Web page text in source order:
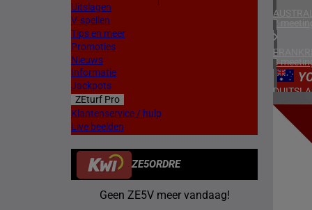
Uitslagen
V-spellen
Tips en meer
Promoties
Nieuws
Informatie
Jackpots
ZEturf Pro
Klantenservice / hulp
Live beelden
ZE5ORDRE
Geen ZE5V meer vandaag!
2
3
BELGIË
1
7
17/11/